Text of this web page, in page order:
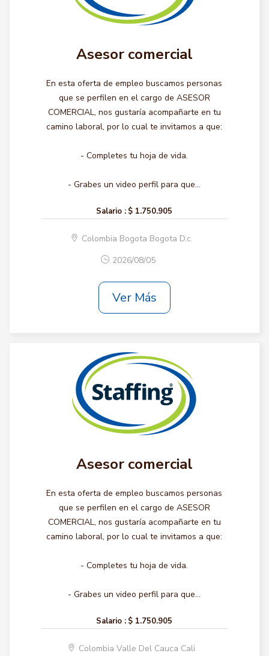
Asesor comercial
En esta oferta de empleo buscamos personas
que se perfilen en el cargo de ASESOR
COMERCIAL, nos gustaría acompañarte en tu
camino laboral, por lo cual te invitamos a que:
- Completes tu hoja de vida.
- Grabes un video perfil para que...
Salario : $ 1.750.905
Colombia Bogota Bogota D.c.
2026/08/05
Ver Más
Asesor comercial
En esta oferta de empleo buscamos personas
que se perfilen en el cargo de ASESOR
COMERCIAL, nos gustaría acompañarte en tu
camino laboral, por lo cual te invitamos a que:
- Completes tu hoja de vida.
- Grabes un video perfil para que...
Salario : $ 1.750.905
Colombia Valle Del Cauca Cali